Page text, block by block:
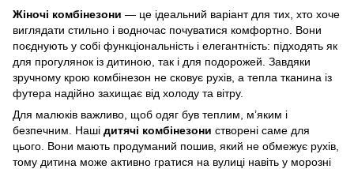
Жіночі комбінезони — це ідеальний варіант для тих, хто хоче
виглядати стильно і водночас почуватися комфортно. Вони
поєднують у собі функціональність і елегантність: підходять як
для прогулянок із дитиною, так і для подорожей. Завдяки
зручному крою комбінезон не сковує рухів, а тепла тканина із
футера надійно захищає від холоду та вітру.
Для малюків важливо, щоб одяг був теплим, м’яким і
безпечним. Наші дитячі комбінезони створені саме для
цього. Вони мають продуманий пошив, який не обмежує рухів,
тому дитина може активно гратися на вулиці навіть у морозні